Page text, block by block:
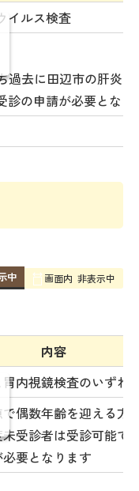
イルス検査
過去に田辺市の肝炎
の申請が必要となり
中 画面内 非表示中
内容
内視鏡検査のいずれ
偶数年齢を迎える方
受診者は受診可能で
要となります